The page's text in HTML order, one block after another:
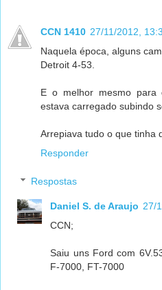
CCN 1410 27/11/2012,
Naquela época, alguns
Detroit 4-53.
E o melhor mesmo para
estava carregado subindo
Arrepiava tudo o que tinha
Responder
Respostas
Daniel S. de Araujo 27/
CCN;
Saiu uns Ford com
F-7000, FT-7000